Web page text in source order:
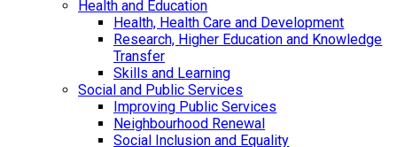
Health and Education
Health, Health Care and Development
Research, Higher Education and Knowledge
Transfer
Skills and Learning
Social and Public Services
Improving Public Services
Neighbourhood Renewal
Social Inclusion and Equality